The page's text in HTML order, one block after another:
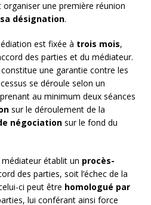
organiser une première réunion
désignation.
est fixée à trois mois,
des parties et du médiateur.
une garantie contre les
se déroule selon un
au minimum deux séances
sur le déroulement de la
négociation sur le fond du
médiateur établit un procès-
des parties, soit l’échec de la
ci peut être homologué par
lui conférant ainsi force